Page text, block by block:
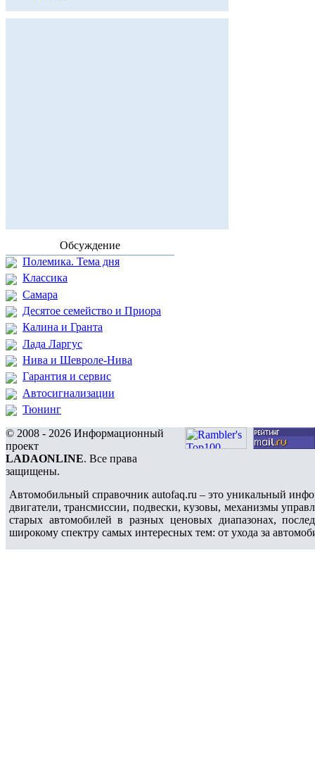
Обсуждение
Полемика. Тема дня
Классика
Самара
Десятое семейство и Приора
Калина и Гранта
Лада Ларгус
Нива и Шевроле-Нива
Гарантия и сервис
Автосигнализации
Тюнинг
© 2008 - 2026 Информационный
проект
LADAONLINE. Все права
защищены.
Автомобильный справочник autofaq.ru – это уникальный
двигатели, трансмиссии, подвески, кузовы, механизмы
старых автомобилей в разных ценовых диапазонах,
широкому спектру самых интересных тем: от ухода за